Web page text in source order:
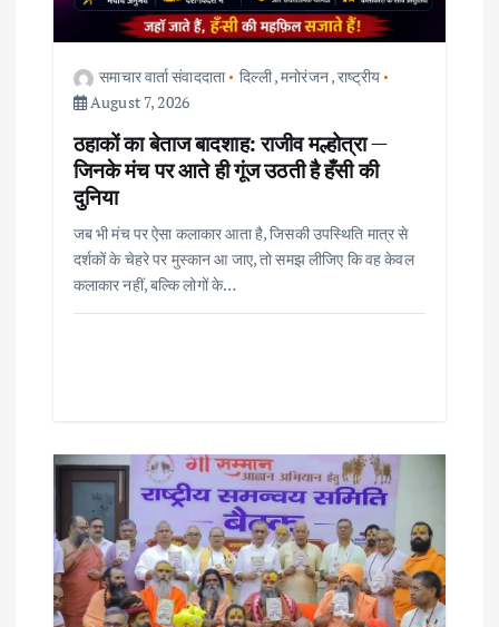
समाचार वार्ता संवाददाता दिल्ली,मनोरंजन,राष्ट्रीय
August 7, 2026
ठहाकों का बेताज बादशाह: राजीव मल्होत्रा —
जिनके मंच पर आते ही गूंज उठती है हँसी की
दुनिया
जब भी मंच पर ऐसा कलाकार आता है, जिसकी उपस्थिति मात्र से
दर्शकों के चेहरे पर मुस्कान आ जाए, तो समझ लीजिए कि वह केवल
कलाकार नहीं, बल्कि लोगों के…